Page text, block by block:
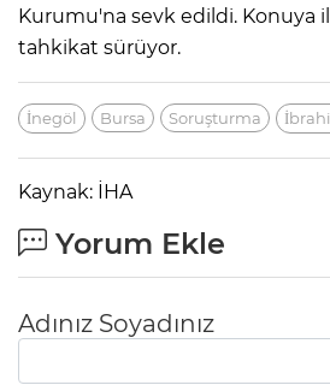
Kurumu'na sevk edildi. Konuya
tahkikat sürüyor.
İnegöl Bursa Soruşturma
Kaynak: İHA
Yorum Ekle
Adınız Soyadınız